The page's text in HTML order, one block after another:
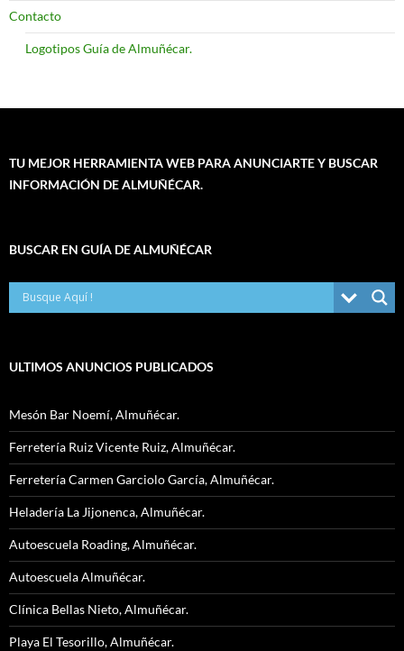
Contacto
Logotipos Guía de Almuñécar.
TU MEJOR HERRAMIENTA WEB PARA ANUNCIARTE Y BUSCAR
INFORMACIÓN DE ALMUÑÉCAR.
BUSCAR EN GUÍA DE ALMUÑÉCAR
ULTIMOS ANUNCIOS PUBLICADOS
Mesón Bar Noemí, Almuñécar.
Ferretería Ruiz Vicente Ruiz, Almuñécar.
Ferretería Carmen Garciolo García, Almuñécar.
Heladería La Jijonenca, Almuñécar.
Autoescuela Roading, Almuñécar.
Autoescuela Almuñécar.
Clínica Bellas Nieto, Almuñécar.
Playa El Tesorillo, Almuñécar.